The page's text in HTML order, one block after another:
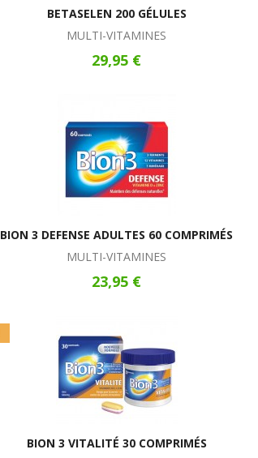
BETASELEN 200 GÉLULES
MULTI-VITAMINES
29,95 €
BION 3 DEFENSE ADULTES 60 COMPRIMÉS
MULTI-VITAMINES
23,95 €
BION 3 VITALITÉ 30 COMPRIMÉS